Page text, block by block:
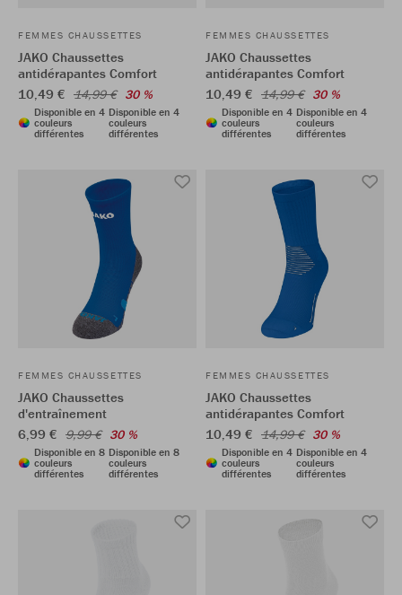
FEMMES CHAUSSETTES
JAKO Chaussettes
antidérapantes Comfort
10,49 € 14,99 € 30 %
Disponible en 4
couleurs
différentes
Disponible en 4
couleurs
différentes
FEMMES CHAUSSETTES
JAKO Chaussettes
antidérapantes Comfort
10,49 € 14,99 € 30 %
Disponible en 4
couleurs
différentes
Disponible en 4
couleurs
différentes
FEMMES CHAUSSETTES
JAKO Chaussettes
d'entraînement
6,99 € 9,99 € 30 %
Disponible en 8
couleurs
différentes
Disponible en 8
couleurs
différentes
FEMMES CHAUSSETTES
JAKO Chaussettes
antidérapantes Comfort
10,49 € 14,99 € 30 %
Disponible en 4
couleurs
différentes
Disponible en 4
couleurs
différentes